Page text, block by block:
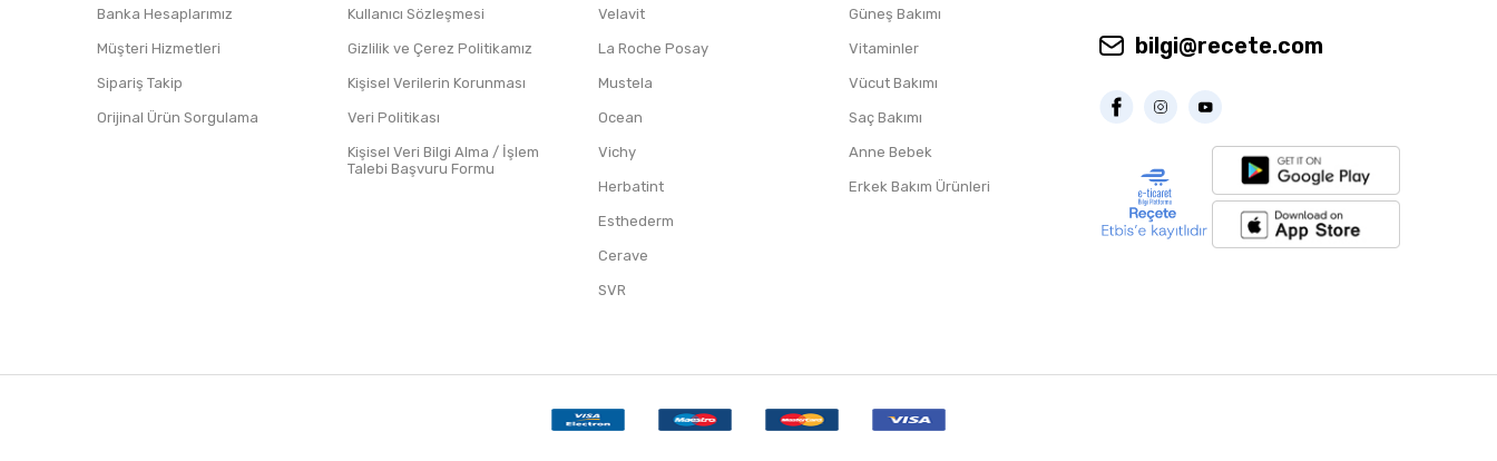
Banka Hesaplarımız
Müşteri Hizmetleri
Sipariş Takip
Orijinal Ürün Sorgulama
Kullanıcı Sözleşmesi
Gizlilik ve Çerez Politikamız
Kişisel Verilerin Korunması
Veri Politikası
Kişisel Veri Bilgi Alma / İşlem
Talebi Başvuru Formu
Velavit
La Roche Posay
Mustela
Ocean
Vichy
Herbatint
Esthederm
Cerave
SVR
Güneş Bakımı
Vitaminler
Vücut Bakımı
Saç Bakımı
Anne Bebek
Erkek Bakım Ürünleri
bilgi@recete.com